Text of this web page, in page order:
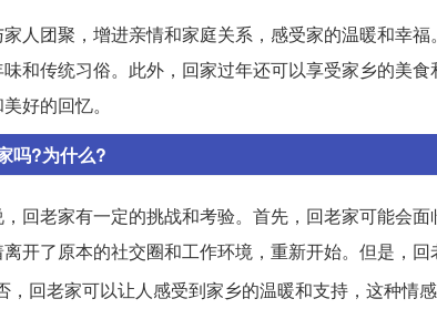
人团聚，增进亲情和家庭关系，感受家的温暖和幸
和传统习俗。此外，回家过年还可以享受家乡的美
好的回忆。
吗?为什么?
回老家有一定的挑战和考验。首先，回老家可能会
开了原本的社交圈和工作环境，重新开始。但是，
，回老家可以让人感受到家乡的温暖和支持，这种情